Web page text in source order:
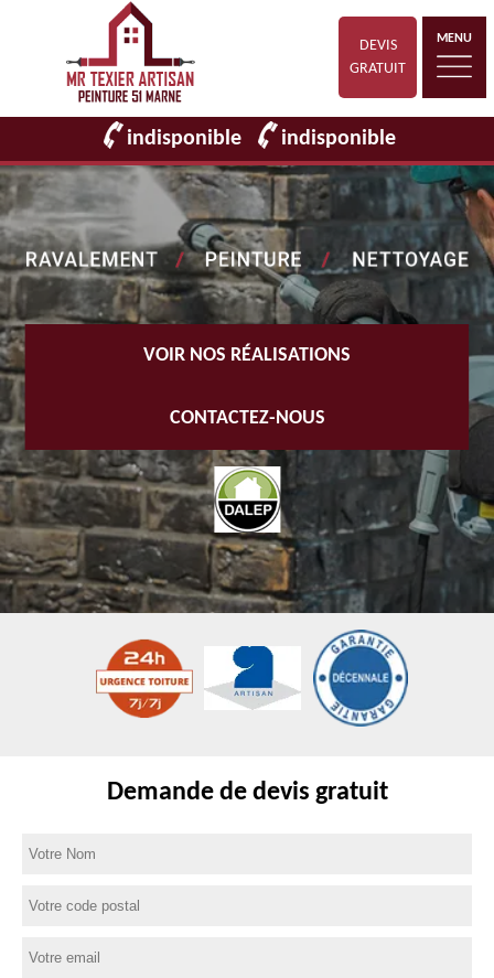
DEVIS
GRATUIT
MENU
indisponible indisponible
VOIR NOS RÉALISATIONS
CONTACTEZ-NOUS
Demande de devis gratuit